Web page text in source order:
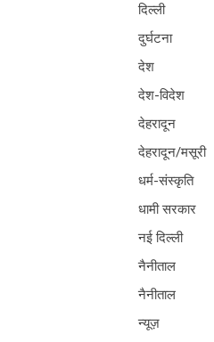
दिल्ली
दुर्घटना
देश
देश-विदेश
देहरादून
देहरादून/मसूरी
धर्म-संस्कृति
धामी सरकार
नई दिल्ली
नैनीताल
नैनीताल
न्यूज़